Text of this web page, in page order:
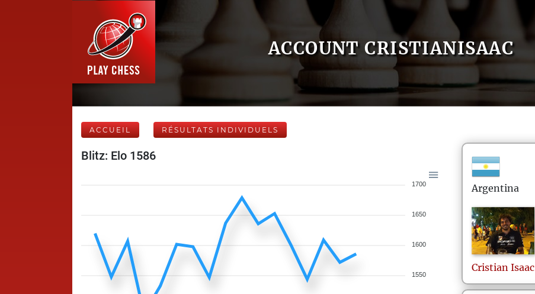
ACCOUNT CRISTIANISAAC
ACCUEIL RÉSULTATS INDIVIDUELS
Blitz: Elo 1586
1700
1650
1600
1550
Argentina
Cristian Isaac